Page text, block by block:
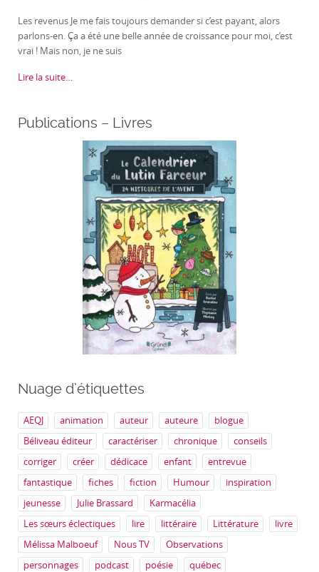
Les revenus Je me fais toujours demander si c’est payant, alors
parlons-en. Ça a été une belle année de croissance pour moi, c’est
vrai ! Mais non, je ne suis
Lire la suite…
Publications – Livres
Nuage d’étiquettes
AEQJ animation auteur auteure
blogue
Béliveau éditeur
caractériser chronique
conseils
corriger
créer dédicace enfant
entrevue
fantastique
fiches fiction Humour
inspiration
jeunesse
Julie Brassard
Karmacélia
Les sœurs éclectiques
lire littéraire Littérature
livre
Mélissa Malboeuf
Nous TV
Observations
personnages
podcast poésie
québec